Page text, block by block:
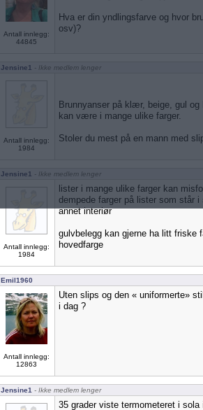
Antall innlegg:
44845
Hva er din yndlingsfarve og hvor
osv)?
Jensine1 - Ikke medlem lenger
Antall innlegg:
1984
Brunnyanser på klær, beige, gul
kan være i mange ulike farger.
Stoler du mest på en mann med
Jensine1 - Ikke medlem lenger
Antall innlegg:
1984
lister i mange ulike farger kan
dempede farger på lister som står
annet interiør
gulvbelegg kan gjerne ha litt friske
hovedfarge
Emil1960
Antall innlegg:
12863
Uten slips og den « uniformerte»
i dag ?
Jensine1 - Ikke medlem lenger
35 grader viste termometeret i sola